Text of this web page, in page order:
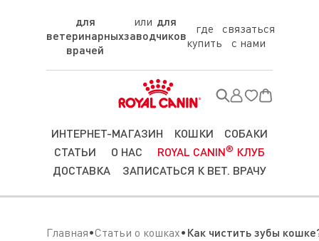
для
ветеринарных
врачей
для
заводчиков
где
купить
связаться
с нами
ИНТЕРНЕТ-МАГАЗИН КОШКИ
СОБАКИ
СТАТЬИ
О НАС ROYAL CANIN® КЛУБ
ДОСТАВКА
ЗАПИСАТЬСЯ К ВЕТ. ВРАЧУ
Главная Статьи о кошках Как чистить зубы